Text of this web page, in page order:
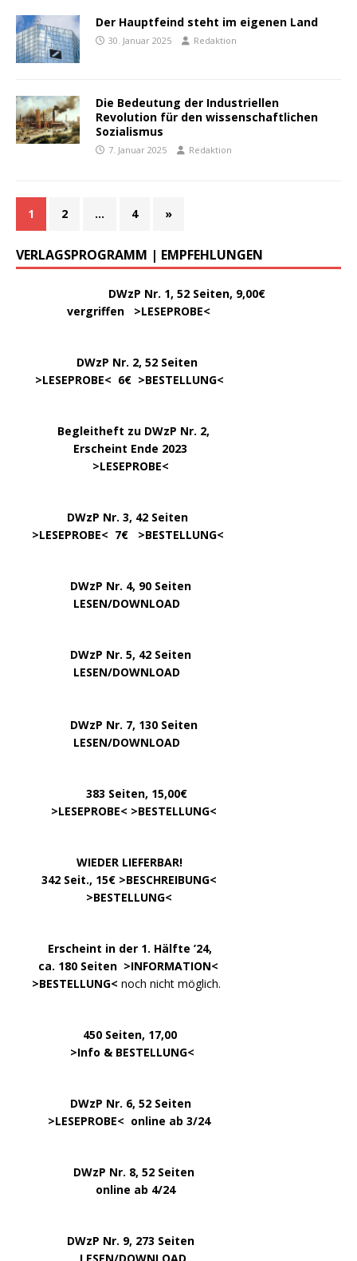
Der Hauptfeind steht im eigenen Land
30. Januar 2025 Redaktion
Die Bedeutung der Industriellen
Revolution für den wissenschaftlichen
Sozialismus
7. Januar 2025 Redaktion
1 2 … 4 »
VERLAGSPROGRAMM | EMPFEHLUNGEN
DWzP Nr. 1, 52 Seiten, 9,00€
vergriffen >LESEPROBE<
DWzP Nr. 2, 52 Seiten
>LESEPROBE< 6€ >BESTELLUNG<
Begleitheft zu DWzP Nr. 2,
Erscheint Ende 2023
>LESEPROBE<
DWzP Nr. 3, 42 Seiten
>LESEPROBE< 7€ >BESTELLUNG<
DWzP Nr. 4, 90 Seiten
LESEN/DOWNLOAD
DWzP Nr. 5, 42 Seiten
LESEN/DOWNLOAD
DWzP Nr. 7, 130 Seiten
LESEN/DOWNLOAD
383 Seiten, 15,00€
>LESEPROBE< >BESTELLUNG<
WIEDER LIEFERBAR!
342 Seit., 15€ >BESCHREIBUNG<
>BESTELLUNG<
Erscheint in der 1. Hälfte ’24,
ca. 180 Seiten >INFORMATION<
>BESTELLUNG< noch nicht möglich.
450 Seiten, 17,00
>Info & BESTELLUNG<
DWzP Nr. 6, 52 Seiten
>LESEPROBE< online ab 3/24
DWzP Nr. 8, 52 Seiten
online ab 4/24
DWzP Nr. 9, 273 Seiten